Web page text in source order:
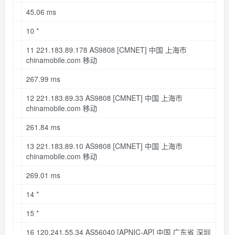
45.06 ms
10 *
11 221.183.89.178 AS9808 [CMNET] 中国 上海市
chinamobile.com 移动
267.99 ms
12 221.183.89.33 AS9808 [CMNET] 中国 上海市
chinamobile.com 移动
261.84 ms
13 221.183.89.10 AS9808 [CMNET] 中国 上海市
chinamobile.com 移动
269.01 ms
14 *
15 *
16 120.241 .55.34 AS56040 [APNIC-AP] 中国 广东省 深圳